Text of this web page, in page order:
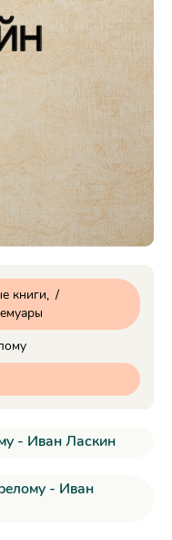
книги /
- Иван Ласкин
- Иван